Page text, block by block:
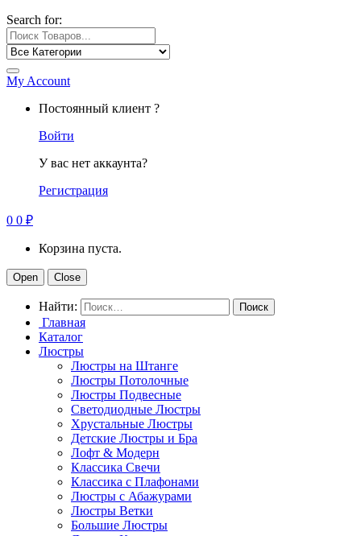
Search for:
My Account
Постоянный клиент ?
Войти
У вас нет аккаунта?
Регистрация
0 0 ₽
Корзина пуста.
Open Close
Найти:
Главная
Каталог
Люстры
Люстры на Штанге
Люстры Потолочные
Люстры Подвесные
Светодиодные Люстры
Хрустальные Люстры
Детские Люстры и Бра
Лофт & Модерн
Классика Свечи
Классика с Плафонами
Люстры с Абажурами
Люстры Ветки
Большие Люстры